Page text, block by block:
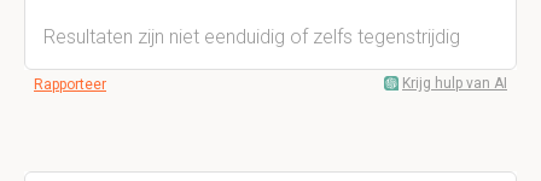
Resultaten zijn niet eenduidig of zelfs tegenstrijdig
Rapporteer Krijg hulp van AI